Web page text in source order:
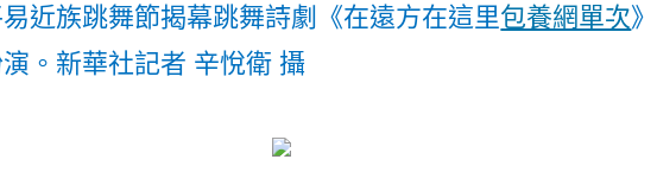
近族跳舞節揭幕跳舞詩劇《在遠方在這里包養網單次》
。 新華社記者 辛悅衛 攝